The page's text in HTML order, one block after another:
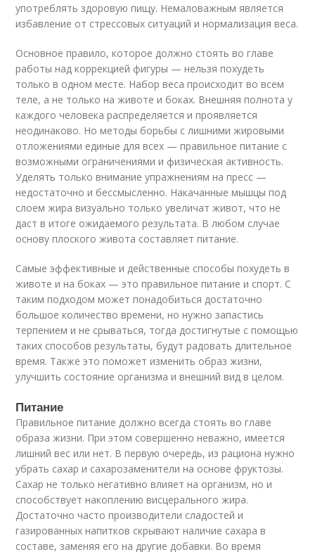
употреблять здоровую пищу. Немаловажным является
избавление от стрессовых ситуаций и нормализация веса.
Основное правило, которое должно стоять во главе
работы над коррекцией фигуры — нельзя похудеть
только в одном месте. Набор веса происходит во всем
теле, а не только на животе и боках. Внешняя полнота у
каждого человека распределяется и проявляется
неодинаково. Но методы борьбы с лишними жировыми
отложениями единые для всех — правильное питание с
возможными ограничениями и физическая активность.
Уделять только внимание упражнениям на пресс —
недостаточно и бессмысленно. Накачанные мышцы под
слоем жира визуально только увеличат живот, что не
даст в итоге ожидаемого результата. В любом случае
основу плоского живота составляет питание.
Самые эффективные и действенные способы похудеть в
животе и на боках — это правильное питание и спорт. С
таким подходом может понадобиться достаточно
большое количество времени, но нужно запастись
терпением и не срываться, тогда достигнутые с помощью
таких способов результаты, будут радовать длительное
время. Также это поможет изменить образ жизни,
улучшить состояние организма и внешний вид в целом.
Питание
Правильное питание должно всегда стоять во главе
образа жизни. При этом совершенно неважно, имеется
лишний вес или нет. В первую очередь, из рациона нужно
убрать сахар и сахарозаменители на основе фруктозы.
Сахар не только негативно влияет на организм, но и
способствует накоплению висцерального жира.
Достаточно часто производители сладостей и
газированных напитков скрывают наличие сахара в
составе, заменяя его на другие добавки. Во время